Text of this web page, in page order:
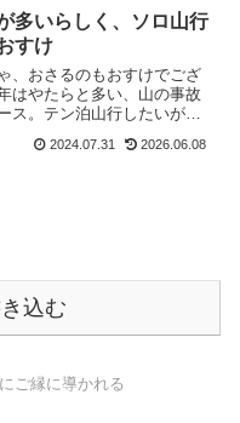
多いらしく、ソロ山行
すけ
、おさるのもおすけでござ
はやたらと多い、山の事故
ス。テン泊山行したいが、
は異様に山の事故が多い。
2024.07.31 2026.06.08
込む
ご縁に導かれる